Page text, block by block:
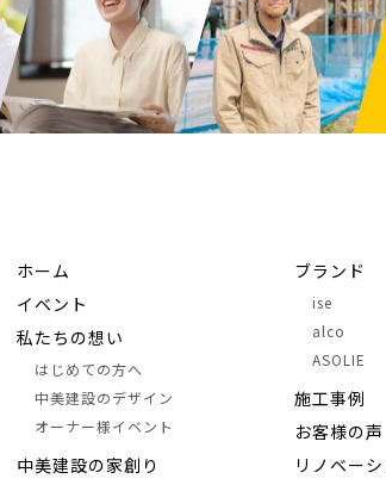
ホーム
イベント
私たちの想い
はじめての方へ
中美建設のデザイン
オーナー様イベント
中美建設の家創り
ブランド
ise
alco
ASOLIE
施⼯事例
お客様の声
リノベー